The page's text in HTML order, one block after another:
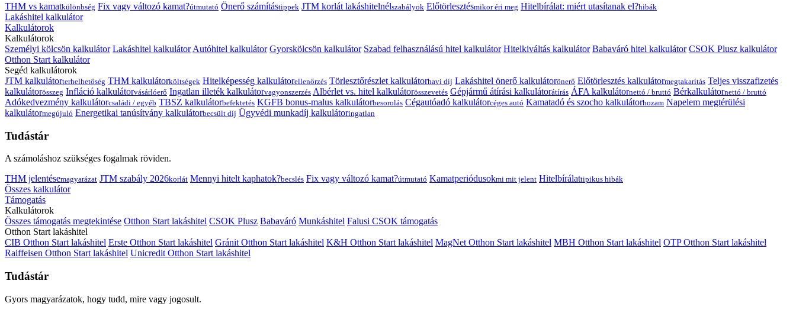
THM vs kamatkülönbség Fix vagy változó kamat?útmutató Önerő számítástippek JTM korlát lakáshitelnélszabályok Előtörlesztésmikor éri meg Hitelbírálat: miért utasítanak el?hibák
Lakáshitel kalkulátor
Kalkulátorok
Kalkulátorok
Személyi kölcsön kalkulátor Lakáshitel kalkulátor Autóhitel kalkulátor Gyorskölcsön kalkulátor Szabad felhasználású hitel kalkulátor Hitelkiváltás kalkulátor Babaváró hitel kalkulátor CSOK Plusz kalkulátor
Otthon Start kalkulátor
Segéd kalkulátorok
JTM kalkulátorterhelhetőség THM kalkulátorköltségek Hitelképesség kalkulátorellenőrzés Törlesztőrészlet kalkulátorhavi díj Lakáshitel önerő kalkulátorönerő Előtörlesztés kalkulátormegtakarítás Teljes visszafizetés
kalkulátorösszeg Infláció kalkulátorvásárlóerő Ingatlan illeték kalkulátorvagyonszerzés Albérlet vs. hitel kalkulátorösszevetés Gépjármű átírási kalkulátorátírás ÁFA kalkulátornettó / bruttó Bérkalkulátornettó / bruttó
Adókedvezmény kalkulátorcsaládi / egyéb TBSZ kalkulátorbefektetés KGFB bonus-malus kalkulátorbesorolás Cégautóadó kalkulátorcéges autó Kamatadó és szocho kalkulátorhozam Napelem megtérülési
kalkulátormegújuló Energetikai tanúsítvány kalkulátorbecsült díj Ügyvédi munkadíj kalkulátoringatlan
Tudástár
A számoláshoz szükséges fogalmak röviden.
THM jelentésemagyarázat JTM szabály 2026korlát Mennyi hitelt kaphatok?becslés Fix vagy változó kamat?útmutató Kamatperiódusokmi mit jelent Hitelbírálattipikus hibák
Összes kalkulátor
Támogatás
Kalkulátorok
Összes támogatás megtekintése Otthon Start lakáshitel CSOK Plusz Babaváró Munkáshitel Falusi CSOK támogatás
Otthon Start lakáshitel
CIB Otthon Start lakáshitel Erste Otthon Start lakáshitel Gránit Otthon Start lakáshitel K&H Otthon Start lakáshitel MagNet Otthon Start lakáshitel MBH Otthon Start lakáshitel OTP Otthon Start lakáshitel
Raiffeisen Otthon Start lakáshitel Unicredit Otthon Start lakáshitel
Tudástár
Gyors magyarázatok, hogy tudd, mire vagy jogosult.